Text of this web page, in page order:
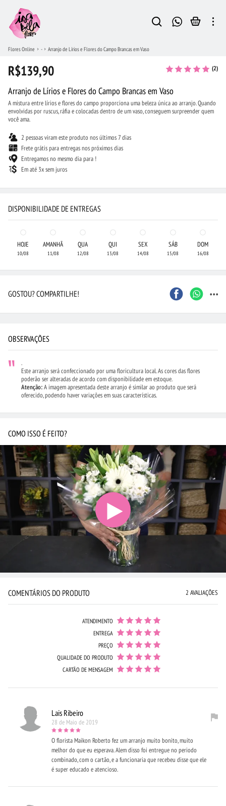
Flores Online - Arranjo de Lírios e Flores do Campo Brancas em Vaso
R$139,90 (2)
Arranjo de Lírios e Flores do Campo Brancas em Vaso
A mistura entre lírios e flores do campo proporciona uma beleza única ao arranjo. Quando
envolvidas por ruscus, ráfia e colocadas dentro de um vaso, conseguem surpreender quem
você ama.
2 pessoas viram este produto nos últimos 7 dias
Frete grátis para entregas nos próximos dias
Entregamos no mesmo dia para !
Em até 3x sem juros
DISPONIBILIDADE DE ENTREGAS
HOJE
10/08
AMANHÃ
11/08
QUA
12/08
QUI
13/08
SEX
14/08
SÁB
15/08
DOM
16/08
GOSTOU? COMPARTILHE! ...
OBSERVAÇÕES
.
Este arranjo será confeccionado por uma floricultura local. As cores das flores
poderão ser alteradas de acordo com disponibilidade em estoque.
Atenção:A imagem apresentada deste arranjo é similar ao produto que será
oferecido, podendo haver variações em suas características.
COMO ISSO É FEITO?
COMENTÁRIOS DO PRODUTO 2 AVALIAÇÕES
ATENDIMENTO
ENTREGA
PREÇO
QUALIDADE DO PRODUTO
CARTÃO DE MENSAGEM
Lais Ribeiro
28 de Maio de 2019
O florista Maikon Roberto fez um arranjo muito bonito, muito
melhor do que eu esperava. Alem disso foi entregue no periodo
combinado, com o cartão, e a funcionaria que recebeu disse que ele
é super educado e atencioso.